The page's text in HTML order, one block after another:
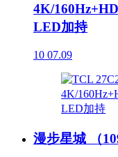
4K/
LED加持
10 07.09
漫步星城 （